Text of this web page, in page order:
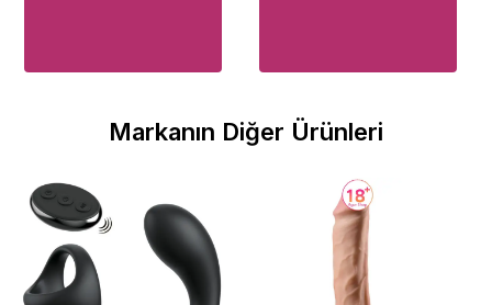
Markanın Diğer Ürünleri